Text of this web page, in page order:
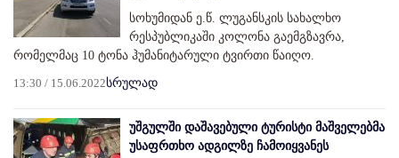
სოხუმიდან ე.წ. ლუგანსკის სახალხო
რესპუბლიკაში კოლონა გაემგზავრა,
რომელმაც 10 ტონა ჰუმანიტარული ტვირთი წაიღო.
13:30 / 15.06.2022სრულად
უშგულში დაშავებული ტურისტი მაშველებმა
უსაფრთხო ადგილზე ჩამოიყვანეს